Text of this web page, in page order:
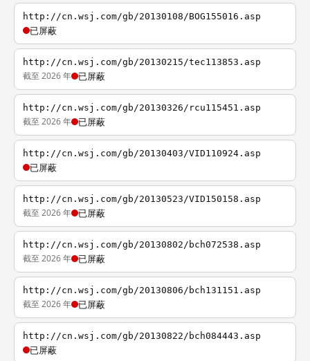
http://cn.wsj.com/gb/20130108/BOG155016.asp
已屏蔽
http://cn.wsj.com/gb/20130215/tec113853.asp
截至 2026 年 已屏蔽
http://cn.wsj.com/gb/20130326/rcu115451.asp
截至 2026 年 已屏蔽
http://cn.wsj.com/gb/20130403/VID110924.asp
已屏蔽
http://cn.wsj.com/gb/20130523/VID150158.asp
截至 2026 年 已屏蔽
http://cn.wsj.com/gb/20130802/bch072538.asp
截至 2026 年 已屏蔽
http://cn.wsj.com/gb/20130806/bch131151.asp
截至 2026 年 已屏蔽
http://cn.wsj.com/gb/20130822/bch084443.asp
已屏蔽